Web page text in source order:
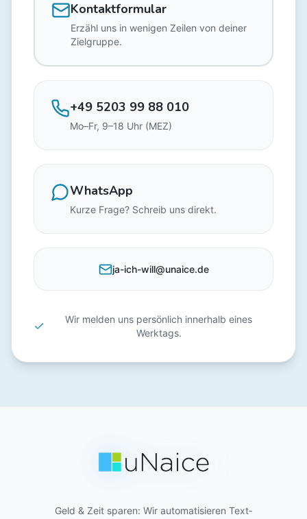
Kontaktformular
Erzähl uns in wenigen Zeilen von deiner
Zielgruppe.
+49 5203 99 88 010
Mo–Fr, 9–18 Uhr (MEZ)
WhatsApp
Kurze Frage? Schreib uns direkt.
ja-ich-will@unaice.de
Wir melden uns persönlich innerhalb eines
Werktags.
Geld & Zeit sparen: Wir auto­matisieren Text­